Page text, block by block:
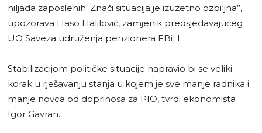
hiljada zaposlenih. Znači situacija je izuzetno ozbiljna”,
upozorava Haso Halilović, zamjenik predsjedavajućeg
UO Saveza udruženja penzionera FBiH.
Stabilizacijom političke situacije napravio bi se veliki
korak u rješavanju stanja u kojem je sve manje radnika i
manje novca od doprinosa za PIO, tvrdi ekonomista
Igor Gavran.